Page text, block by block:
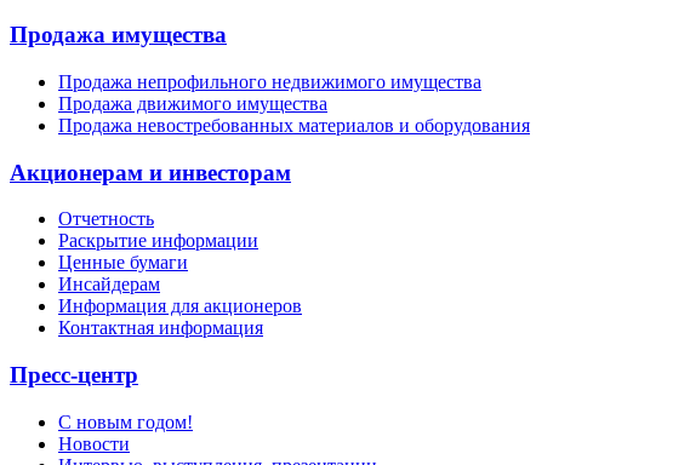
Продажа имущества
Продажа непрофильного недвижимого имущества
Продажа движимого имущества
Продажа невостребованных материалов и оборудования
Акционерам и инвесторам
Отчетность
Раскрытие информации
Ценные бумаги
Инсайдерам
Информация для акционеров
Контактная информация
Пресс-центр
С новым годом!
Новости